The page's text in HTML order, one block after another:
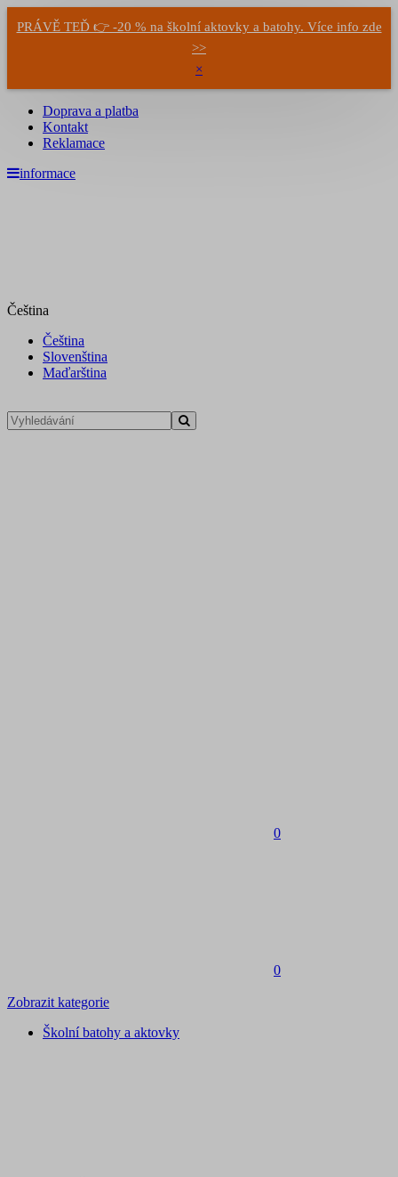
PRÁVĚ TEĎ 👉 -20 % na školní aktovky a batohy. Více info zde
>>
×
Doprava a platba
Kontakt
Reklamace
informace
Čeština
Čeština
Slovenština
Maďarština
0
0
Zobrazit kategorie
Školní batohy a aktovky